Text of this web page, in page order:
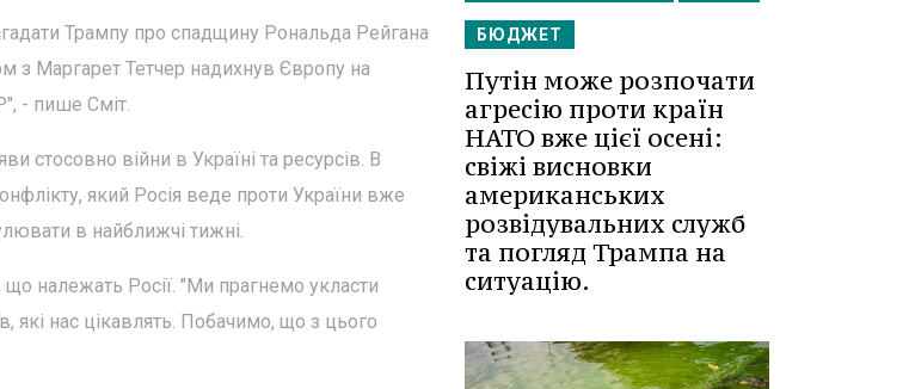
Трампу про спадщину Рональда Рейгана
з Маргарет Тетчер надихнув Європу на
- пише Сміт.
стосовно війни в Україні та ресурсів. В
який Росія веде проти України вже
в найближчі тижні.
належать Росії. "Ми прагнемо укласти
які нас цікавлять. Побачимо, що з цього
БЮДЖЕТ
Путін може розпочати
агресію проти країн
НАТО вже цієї осені:
свіжі висновки
американських
розвідувальних служб
та погляд Трампа на
ситуацію.